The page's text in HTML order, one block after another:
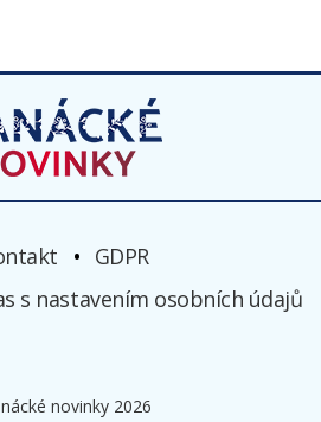
GDPR
s nastavením osobních údajů
novinky 2026